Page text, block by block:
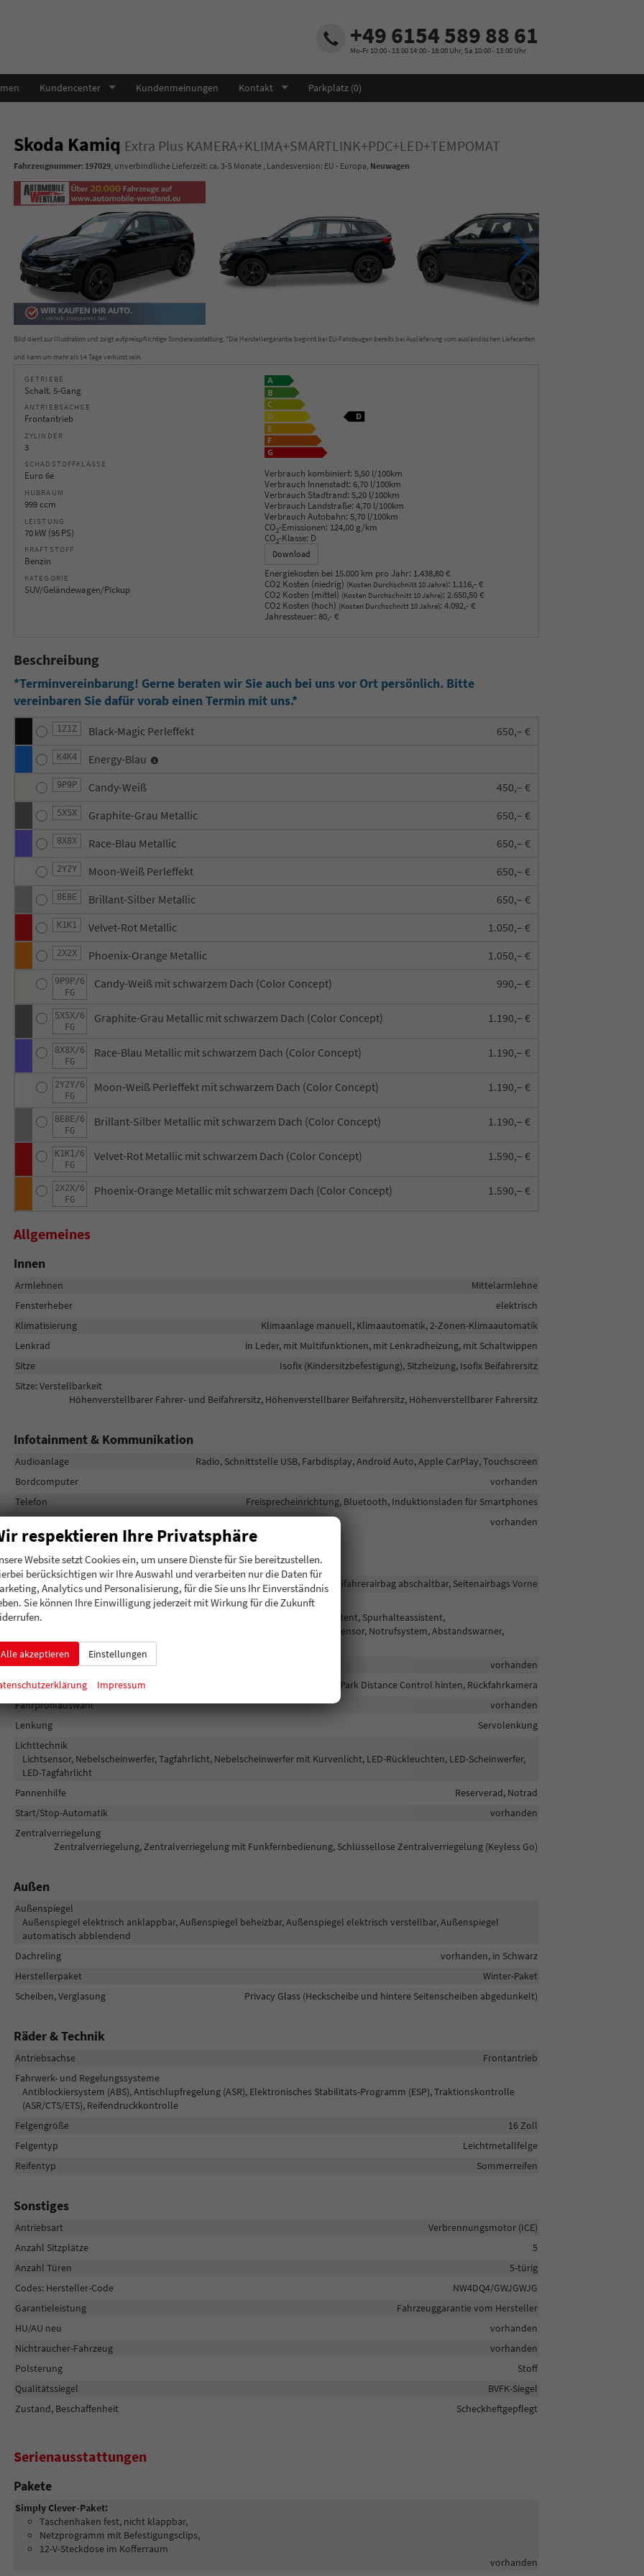
+49 6154 589 88 61
Mo-Fr 10:00 - 13:00 14:00 - 18:00 Uhr, Sa 10:00 - 13:00 Uhr
Kundencenter Kundenmeinungen Kontakt Parkplatz (0)
Skoda Kamiq Extra Plus KAMERA+KLIMA+SMARTLINK+PDC+LED+TEMPOMAT
Fahrzeugnummer: 197029, unverbindliche Lieferzeit: ca. 3-5 Monate , Landesversion: EU - Europa, Neuwagen
Bild dient zur Illustration und zeigt aufpreispflichtige Sonderausstattung. "Die Herstellergarantie beginnt bei EU-Fahrzeugen bereits bei Auslieferung vom ausländischen Lieferanten
und kann um mehr als 14 Tage verkürzt sein.
GETRIEBE
Schalt. 5-Gang
ANTRIEBSACHSE
Frontantrieb
ZYLINDER
3
SCHADSTOFFKLASSE
Euro 6e
HUBRAUM
999 ccm
LEISTUNG
70 kW (95 PS)
KRAFTSTOFF
Benzin
KATEGORIE
SUV/Geländewagen/Pickup
Verbrauch kombiniert: 5,50 l/100km
Verbrauch Innenstadt: 6,70 l/100km
Verbrauch Stadtrand: 5,20 l/100km
Verbrauch Landstraße: 4,70 l/100km
Verbrauch Autobahn: 5,70 l/100km
CO2-Emissionen: 124,00 g/km
CO2-Klasse: D
Download
Energiekosten bei 15.000 km pro Jahr: 1.438,80 €
CO2 Kosten (niedrig) (Kosten Durchschnitt 10 Jahre): 1.116,- €
CO2 Kosten (mittel) (Kosten Durchschnitt 10 Jahre): 2.650,50 €
CO2 Kosten (hoch) (Kosten Durchschnitt 10 Jahre): 4.092,- €
Jahressteuer: 80,- €
Beschreibung
*Terminvereinbarung! Gerne beraten wir Sie auch bei uns vor Ort persönlich. Bitte
vereinbaren Sie dafür vorab einen Termin mit uns.*
1Z1Z Black-Magic Perleffekt 650,– €
K4K4 Energy-Blau
9P9P Candy-Weiß 450,– €
5X5X Graphite-Grau Metallic 650,– €
8X8X Race-Blau Metallic 650,– €
2Y2Y Moon-Weiß Perleffekt 650,– €
8E8E Brillant-Silber Metallic 650,– €
K1K1 Velvet-Rot Metallic 1.050,– €
2X2X Phoenix-Orange Metallic 1.050,– €
9P9P/6
FG
Candy-Weiß mit schwarzem Dach (Color Concept) 990,– €
5X5X/6
FG
Graphite-Grau Metallic mit schwarzem Dach (Color Concept) 1.190,– €
8X8X/6
FG
Race-Blau Metallic mit schwarzem Dach (Color Concept) 1.190,– €
2Y2Y/6
FG
Moon-Weiß Perleffekt mit schwarzem Dach (Color Concept) 1.190,– €
8E8E/6
FG
Brillant-Silber Metallic mit schwarzem Dach (Color Concept) 1.190,– €
K1K1/6
FG
Velvet-Rot Metallic mit schwarzem Dach (Color Concept) 1.590,– €
2X2X/6
FG
Phoenix-Orange Metallic mit schwarzem Dach (Color Concept) 1.590,– €
Allgemeines
Innen
Armlehnen
Mittelarmlehne
Fensterheber
elektrisch
Klimatisierung
Klimaanlage manuell, Klimaautomatik, 2-Zonen-Klimaautomatik
Lenkrad
in Leder, mit Multifunktionen, mit Lenkradheizung, mit Schaltwippen
Sitze
Isofix (Kindersitzbefestigung), Sitzheizung, Isofix Beifahrersitz
Sitze: Verstellbarkeit
Höhenverstellbarer Fahrer- und Beifahrersitz, Höhenverstellbarer Beifahrersitz, Höhenverstellbarer Fahrersitz
Infotainment & Kommunikation
Audioanlage
Radio, Schnittstelle USB, Farbdisplay, Android Auto, Apple CarPlay, Touchscreen
Bordcomputer
vorhanden
Telefon
Freisprecheinrichtung, Bluetooth, Induktionsladen für Smartphones
vorhanden
Sicherheit & Assistenz
Airbags
Airbag, Fenster-/Kopfairbags Vorne, Beifahrerairbag abschaltbar, Seitenairbags Vorne
Assistenzsysteme
Regensensor, Tempomat, Notbremsassistent (City-Safety), Berganfahrassistent, Spurhalteassistent,
Fußgängererkennung, Verkehrzeichenerkennung, Müdigkeitserkennungs-Sensor, Notrufsystem, Abstandswarner,
Geschwindigkeitsbegrenzer
Diebstahl-Alarmanlage
vorhanden
Einparkhilfe
Park Distance Control vorne, Park Distance Control hinten, Rückfahrkamera
Fahrprofilauswahl
vorhanden
Lenkung
Servolenkung
Lichttechnik
Lichtsensor, Nebelscheinwerfer, Tagfahrlicht, Nebelscheinwerfer mit Kurvenlicht, LED-Rückleuchten, LED-Scheinwerfer,
LED-Tagfahrlicht
Pannenhilfe
Reserverad, Notrad
Start/Stop-Automatik
vorhanden
Zentralverriegelung
Zentralverriegelung, Zentralverriegelung mit Funkfernbedienung, Schlüssellose Zentralverriegelung (Keyless Go)
Außen
Außenspiegel
Außenspiegel elektrisch anklappbar, Außenspiegel beheizbar, Außenspiegel elektrisch verstellbar, Außenspiegel
automatisch abblendend
Dachreling
vorhanden, in Schwarz
Herstellerpaket
Winter-Paket
Scheiben, Verglasung
Privacy Glass (Heckscheibe und hintere Seitenscheiben abgedunkelt)
Räder & Technik
Antriebsachse
Frontantrieb
Fahrwerk- und Regelungssysteme
Antiblockiersystem (ABS), Antischlupfregelung (ASR), Elektronisches Stabilitäts-Programm (ESP), Traktionskontrolle
(ASR/CTS/ETS), Reifendruckkontrolle
Felgengröße
16 Zoll
Felgentyp
Leichtmetallfelge
Reifentyp
Sommerreifen
Sonstiges
Antriebsart
Verbrennungsmotor (ICE)
Anzahl Sitzplätze
5
Anzahl Türen
5-türig
Codes: Hersteller-Code
NW4DQ4/GWJGWJG
Garantieleistung
Fahrzeuggarantie vom Hersteller
HU/AU neu
vorhanden
Nichtraucher-Fahrzeug
vorhanden
Polsterung
Stoff
Qualitätssiegel
BVFK-Siegel
Zustand, Beschaffenheit
Scheckheftgepflegt
Serienausstattungen
Pakete
Simply Clever-Paket:
Taschenhaken fest, nicht klappbar,
Netzprogramm mit Befestigungsclips,
12-V-Steckdose im Kofferraum
vorhanden
respektieren Ihre Privatsphäre
Website setzt Cookies ein, um unsere Dienste für Sie bereitzustellen.
berücksichtigen wir Ihre Auswahl und verarbeiten nur die Daten für
Analytics und Personalisierung, für die Sie uns Ihr Einverständnis
Sie können Ihre Einwilligung jederzeit mit Wirkung für die Zukunft
Alle akzeptieren Einstellungen
Impressum